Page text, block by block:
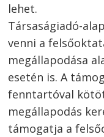
lehet.
Társaságiadó-
venni a
megállapodása
esetén is. A
fenntartóval
megállapodás
támogatja a